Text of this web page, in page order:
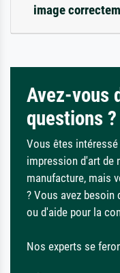
image
Avez-vous
questions ?
Vous êtes intéressé
impression d'art de
manufacture, mais
? Vous avez
ou d'aide pour la
Nos experts se